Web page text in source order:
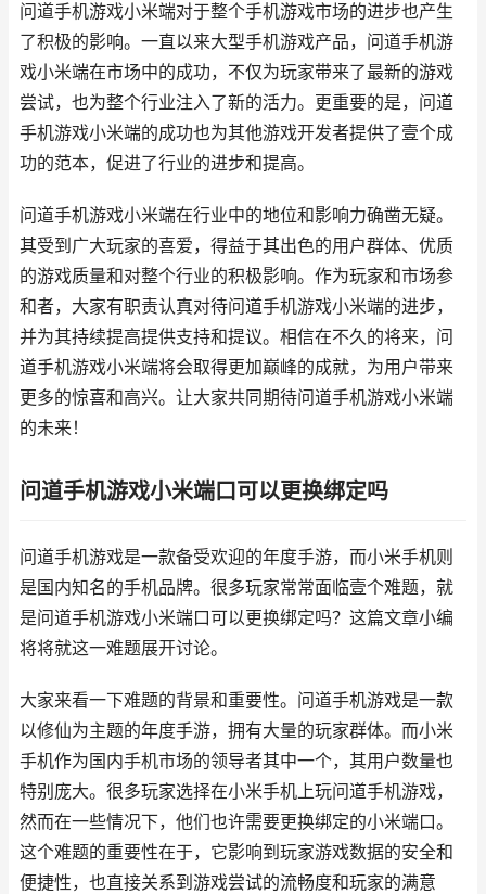
问道手机游戏小米端对于整个手机游戏市场的进步也产生
了积极的影响。一直以来大型手机游戏产品，问道手机游
戏小米端在市场中的成功，不仅为玩家带来了最新的游戏
尝试，也为整个行业注入了新的活力。更重要的是，问道
手机游戏小米端的成功也为其他游戏开发者提供了壹个成
功的范本，促进了行业的进步和提高。
问道手机游戏小米端在行业中的地位和影响力确凿无疑。
其受到广大玩家的喜爱，得益于其出色的用户群体、优质
的游戏质量和对整个行业的积极影响。作为玩家和市场参
和者，大家有职责认真对待问道手机游戏小米端的进步，
并为其持续提高提供支持和提议。相信在不久的将来，问
道手机游戏小米端将会取得更加巅峰的成就，为用户带来
更多的惊喜和高兴。让大家共同期待问道手机游戏小米端
的未来！
问道手机游戏小米端口可以更换绑定吗
问道手机游戏是一款备受欢迎的年度手游，而小米手机则
是国内知名的手机品牌。很多玩家常常面临壹个难题，就
是问道手机游戏小米端口可以更换绑定吗？这篇文章小编
将将就这一难题展开讨论。
大家来看一下难题的背景和重要性。问道手机游戏是一款
以修仙为主题的年度手游，拥有大量的玩家群体。而小米
手机作为国内手机市场的领导者其中一个，其用户数量也
特别庞大。很多玩家选择在小米手机上玩问道手机游戏，
然而在一些情况下，他们也许需要更换绑定的小米端口。
这个难题的重要性在于，它影响到玩家游戏数据的安全和
便捷性，也直接关系到游戏尝试的流畅度和玩家的满意